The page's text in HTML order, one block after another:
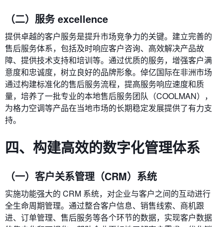
（二）服务 excellence
提供卓越的客户服务是提升市场竞争力的关键。建立完善的
售后服务体系，包括及时响应客户咨询、高效解决产品故
障、提供技术支持和培训等。通过优质的服务，增强客户满
意度和忠诚度，树立良好的品牌形象。倬亿国际在非洲市场
通过构建标准化的售后服务流程，提高服务响应速度和质
量，培养了一批专业的本地售后服务团队（COOLMAN），
为格力空调等产品在当地市场的长期稳定发展提供了有力支
持。
四、构建高效的数字化管理体系
（一）客户关系管理（CRM）系统
实施功能强大的 CRM 系统，对企业与客户之间的互动进行
全生命周期管理。通过整合客户信息、销售线索、商机跟
进、订单管理、售后服务等各个环节的数据，实现客户数据